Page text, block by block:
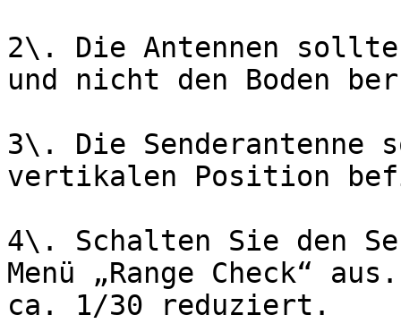
2\. Die Antennen
und nicht den Boden
3\. Die
vertikalen Position
4\. Schalten Sie den
Menü „Range Check“
ca. 1/30 reduziert.